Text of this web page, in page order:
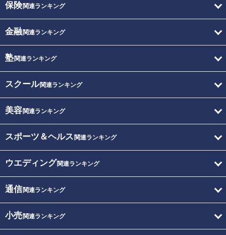
保険関連ランキング
金融関連ランキング
塾関連ランキング
スクール関連ランキング
美容関連ランキング
スポーツ＆ヘルス 関連ランキング
ウエディング関連ランキング
通信関連ランキング
小売関連ランキング